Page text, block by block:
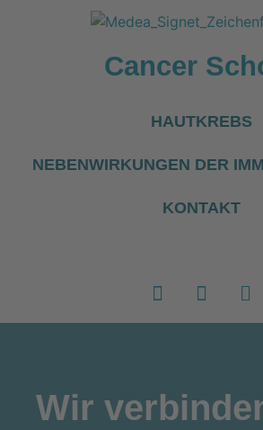
Cancer
HAUTKREBS
NEBENWIRKUNGEN DER
KONTAKT
Wir